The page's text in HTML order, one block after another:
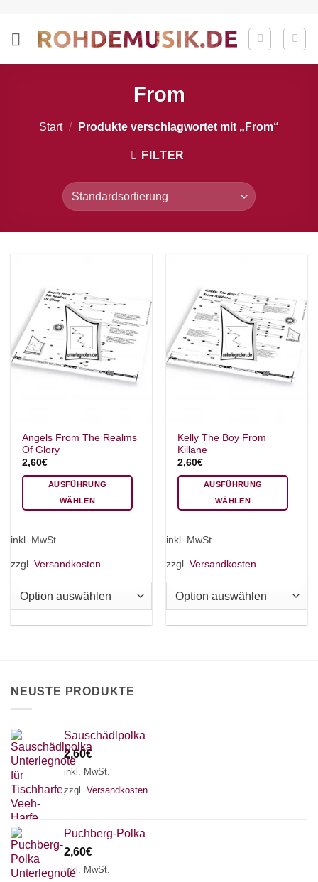
springen
From
Start / Produkte verschlagwortet mit „From“
FILTER
Angels From The Realms
Of Glory
2,60€
AUSFÜHRUNG
WÄHLEN
mehrere
auf.
gewählt
werden
inkl. MwSt.
zzgl. Versandkosten
Kelly The Boy From
Killane
2,60€
AUSFÜHRUNG
WÄHLEN
mehrere
auf.
inkl. MwSt.
zzgl. Versandkosten
NEUSTE PRODUKTE
Sauschädlpolka
2,60€
inkl. MwSt.
zzgl. Versandkosten
Puchberg-Polka
2,60€
inkl. MwSt.